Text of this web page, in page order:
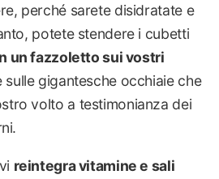
perché sarete disidratate e
potete stendere i cubetti
un fazzoletto sui vostri
sulle gigantesche occhiaie che
volto a testimonianza dei
reintegra vitamine e sali